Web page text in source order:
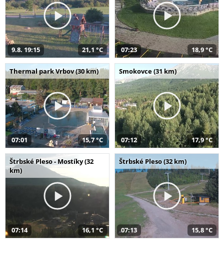
9.8. 19:15 21,1 °C 07:23 18,9 °C
Thermal park Vrbov (30 km)
07:01 15,7 °C
Smokovce (31 km)
07:12 17,9 °C
Štrbské Pleso - Mostíky (32
km)
07:14 16,1 °C
Štrbské Pleso (32 km)
07:13 15,8 °C